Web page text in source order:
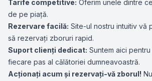
Tarife competitive: Oferim unele dintre
de pe piață.
Rezervare facilă: Site-ul nostru intuitiv vă
să rezervați zboruri rapid.
Suport clienți dedicat: Suntem aici
fiecare pas al călătoriei dumneavoastră.
Acționați acum și rezervați-vă zborul!